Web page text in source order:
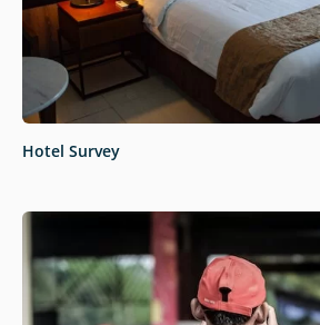
Hotel Survey